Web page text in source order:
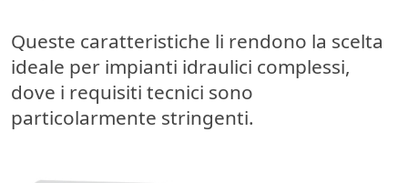
Queste caratteristiche li rendono la scelta
ideale per impianti idraulici complessi,
dove i requisiti tecnici sono
particolarmente stringenti.